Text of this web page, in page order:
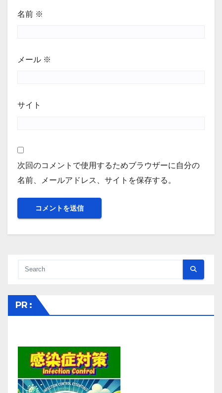
名前 ※
メール ※
サイト
次回のコメントで使用するためブラウザーに自分の
名前、メールアドレス、サイトを保存する。
PR :